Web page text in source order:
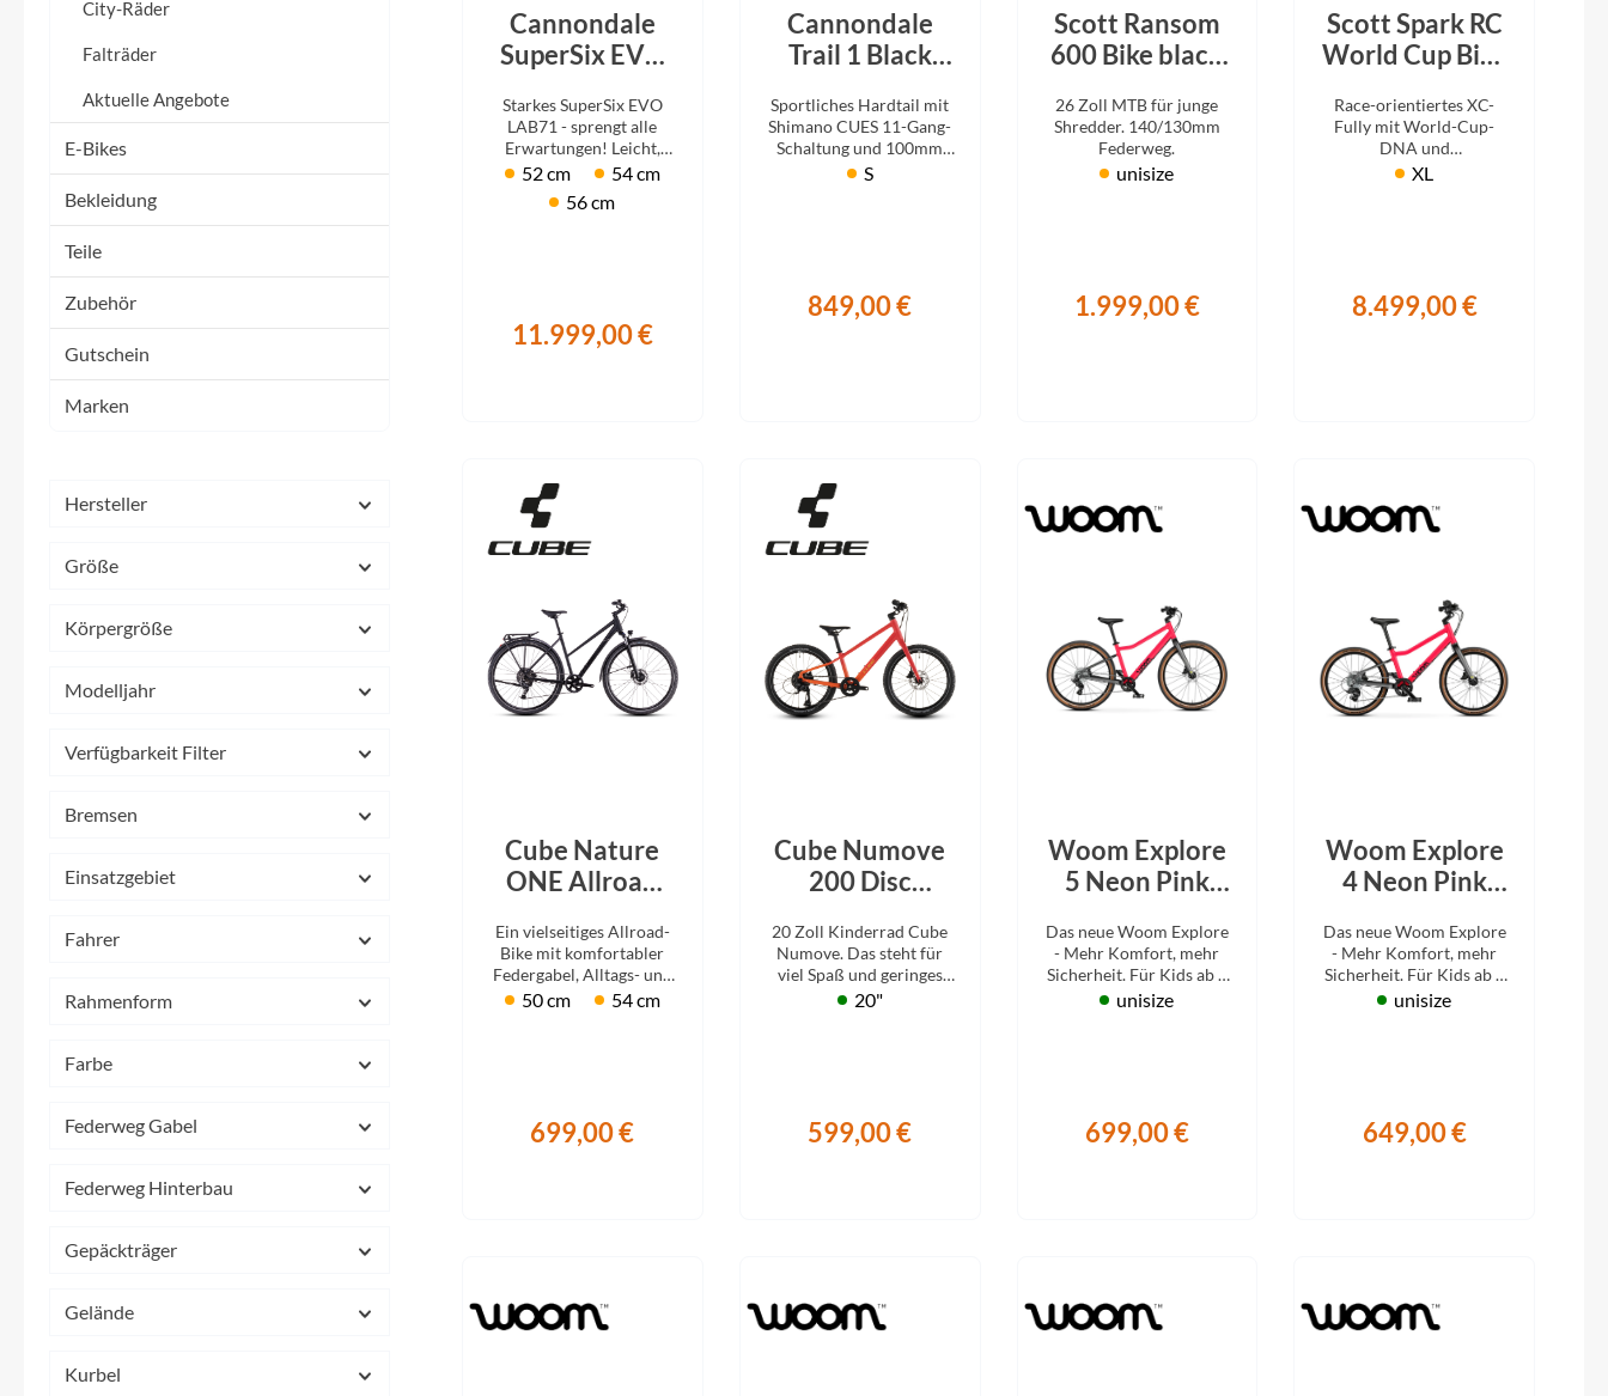
Ghost Giro
Gore Gudereit Haibike
Hebie Hercules
Kettler Alu Rad
KTM
Lapierre
Mcfk Micro
Mounty
Park Tool Pegasus
Profile Design
Reich RFR RIESE & MÜLLER
Rixen & Kaul RockShox ROTWILD Bikes
S'COOL Schwalbe Scott
SHIMANO
Sportourer SQlab
City-Räder
Falträder
Aktuelle Angebote
E-Bikes
Bekleidung
Teile
Zubehör
Gutschein
Marken
Hersteller
Größe
Körpergröße
Modelljahr
Verfügbarkeit Filter
Bremsen
Einsatzgebiet
Fahrer
Rahmenform
Farbe
Federweg Gabel
Federweg Hinterbau
Gepäckträger
Gelände
Kurbel
Cannondale
SuperSix EVO
Cashmere 2026
Starkes SuperSix EVO
LAB71 - sprengt alle
Erwartungen! Leicht,
schnell & aerodynamisch.
52 cm
54 cm
56 cm
11.999,00 €
Cannondale
Trail 1 Black
Sportliches Hardtail mit
Shimano CUES 11-Gang-
Schaltung und 100mm
RockShox Federgabel.
S
849,00 €
Scott Ransom
600 Bike black
26 Zoll MTB für junge
Shredder. 140/130mm
Federweg.
unisize
1.999,00 €
Scott Spark RC
World Cup Bike
white/carbon
black 2027
Race-orientiertes XC-
Fully mit World-Cup-
DNA und
vollintegriertem
XL
8.499,00 €
Cube Nature
ONE Allroad
´black 2026
Ein vielseitiges Allroad-
Bike mit komfortabler
Federgabel, Alltags- und
Tourenausstattung –
50 cm 54 cm
699,00 €
Cube Numove
200 Disc
´peach 2026
20 Zoll Kinderrad Cube
Numove. Das steht für
viel Spaß und geringes
Gewicht, mit 8 Gängen
20"
599,00 €
Woom Explore
5 Neon Pink
Das neue Woom Explore
- Mehr Komfort, mehr
Sicherheit. Für Kids ab 7
Jahre. 8 Gänge, 24 Zoll.
unisize
699,00 €
Woom Explore
4 Neon Pink
Das neue Woom Explore
- Mehr Komfort, mehr
Sicherheit. Für Kids ab 6
Jahre. 7 Gänge, 20 Zoll.
unisize
649,00 €